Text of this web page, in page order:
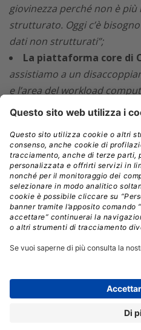
giovinezza perché non è
strutturato. Oggi c’è
dati non strutturati”;
La piattaforma core di
assistiamo a un
e l’area del workload
experience, Sdx, la gestione
mondo storage e del
debba essere costretto ogni
Microsoft o altro a
comuni. Quindi una volta
virtuale posso ricrearla a
Aws o Microsoft”, aggiunge
Rimanendo in ambito
come Hadoop 3 sia un